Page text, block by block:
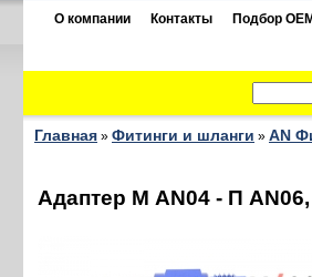
О компании Контакты Подбор
Главная » Фитинги и шланги » AN
Адаптер М AN04 - П